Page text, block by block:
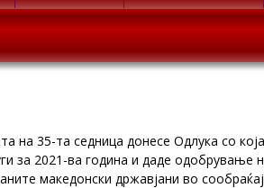
на 35-та седница донесе Одлука со
за 2021-ва година и даде
македонски државјани во